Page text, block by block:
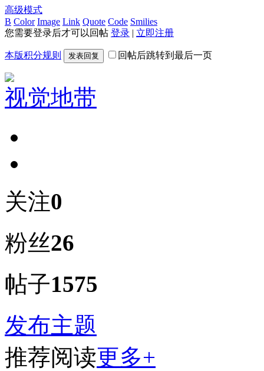
高级模式
B Color Image Link Quote Code Smilies
您需要登录后才可以回帖 登录 | 立即注册
本版积分规则 发表回复 回帖后跳转到最后一页
视觉地带
关注0
粉丝26
帖子1575
发布主题
推荐阅读更多+